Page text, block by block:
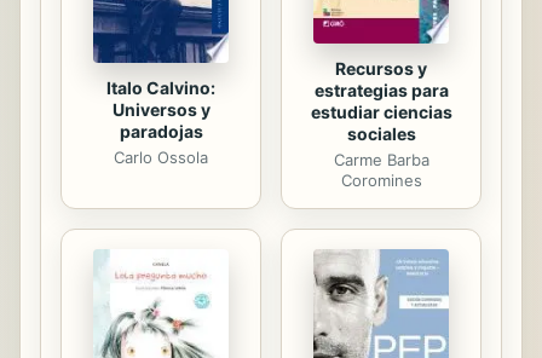
Italo Calvino:
Universos y
paradojas
Carlo Ossola
Recursos y
estrategias para
estudiar ciencias
sociales
Carme Barba
Coromines